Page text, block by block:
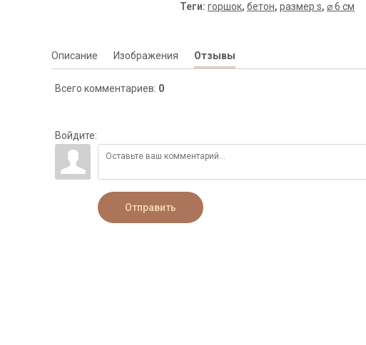
Теги: горшок, бетон, размер s, ⌀ 6 см
Описание Изображения Отзывы
Всего комментариев: 0
Войдите:
Отправить